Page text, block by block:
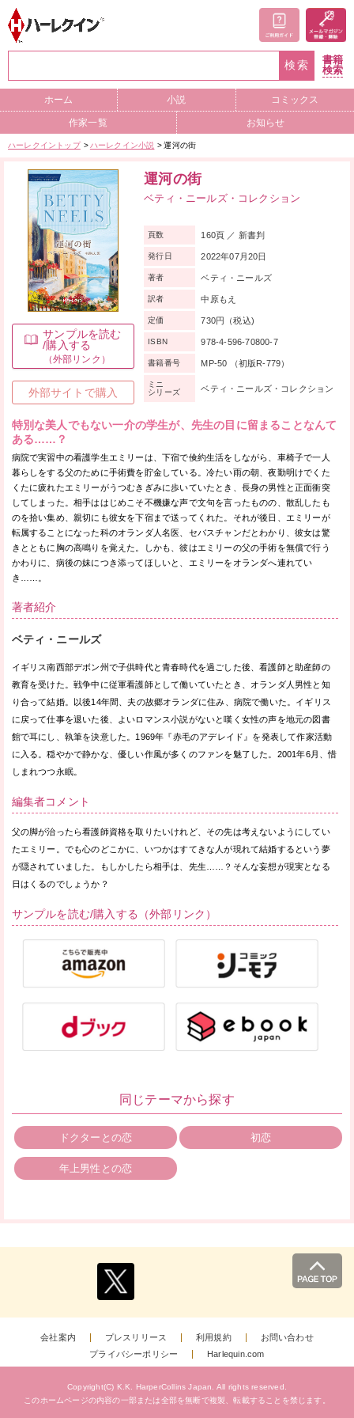
検索
書籍
検索
ホーム 小説 コミックス
作家一覧 お知らせ
ハーレクイントップ ハーレクイン小説 運河の街
サンプルを読む
/購入する
（外部リンク）
外部サイトで購入
運河の街
ベティ・ニールズ・コレクション
特別な美人でもない一介の学生が、先生の目に留まることなんて
ある……？
病院で実習中の看護学生エミリーは、下宿で倹約生活をしながら、車椅子で一人
暮らしをする父のために手術費を貯金している。冷たい雨の朝、夜勤明けでくた
くたに疲れたエミリーがうつむきぎみに歩いていたとき、長身の男性と正面衝突
してしまった。相手ははじめこそ不機嫌な声で文句を言ったものの、散乱したも
のを拾い集め、親切にも彼女を下宿まで送ってくれた。それが後日、エミリーが
転属することになった科のオランダ人名医、セバスチャンだとわかり、彼女は驚
きとともに胸の高鳴りを覚えた。しかも、彼はエミリーの父の手術を無償で行う
かわりに、病後の妹につき添ってほしいと、エミリーをオランダへ連れてい
き……。
頁数 160頁 ／ 新書判
発行日 2022年07月20日
著者 ベティ・ニールズ
訳者 中原もえ
定価 730円（税込)
ISBN 978-4-596-70800-7
書籍番号 MP-50 （初版R-779）
ミニ
シリーズ
ベティ・ニールズ・コレクション
著者紹介
ベティ・ニールズ
イギリス南西部デボン州で子供時代と青春時代を過ごした後、看護師と助産師の
教育を受けた。戦争中に従軍看護師として働いていたとき、オランダ人男性と知
り合って結婚。以後14年間、夫の故郷オランダに住み、病院で働いた。イギリス
に戻って仕事を退いた後、よいロマンス小説がないと嘆く女性の声を地元の図書
館で耳にし、執筆を決意した。1969年『赤毛のアデレイド』を発表して作家活動
に入る。穏やかで静かな、優しい作風が多くのファンを魅了した。2001年6月、惜
しまれつつ永眠。
編集者コメント
父の脚が治ったら看護師資格を取りたいけれど、その先は考えないようにしてい
たエミリー。でも心のどこかに、いつかはすてきな人が現れて結婚するという夢
が隠されていました。もしかしたら相手は、先生……？そんな妄想が現実となる
日はくるのでしょうか？
サンプルを読む/購入する（外部リンク）
同じテーマから探す
ドクターとの恋 初恋
年上男性との恋
会社案内 プレスリリース 利用規約
お問い合わせ
プライバシーポリシー
Harlequin.com
Copyright(C) K.K. HarperCollins Japan. All rights reserved.
このホームページの内容の一部または全部を無断で複製、転載することを禁じます。